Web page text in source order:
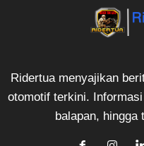
Ridertua menyajikan
otomotif terkini.
balapan, hingga